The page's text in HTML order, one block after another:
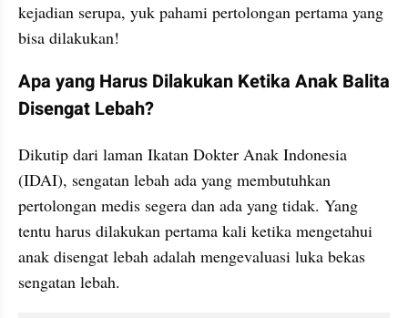
kejadian serupa, yuk pahami pertolongan pertama yang
bisa dilakukan!
Apa yang Harus Dilakukan Ketika Anak Balita
Disengat Lebah?
Dikutip dari laman Ikatan Dokter Anak Indonesia
(IDAI), sengatan lebah ada yang membutuhkan
pertolongan medis segera dan ada yang tidak. Yang
tentu harus dilakukan pertama kali ketika mengetahui
anak disengat lebah adalah mengevaluasi luka bekas
sengatan lebah.